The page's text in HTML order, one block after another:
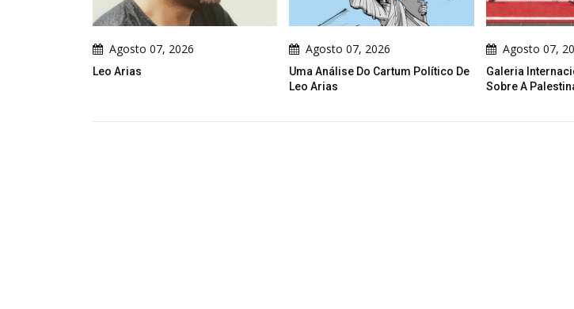
Agosto 07, 2026
Uma Análise Do Cartum Político De
Agosto 07, 2026
Galeria Internacional De Cartuns
Emad